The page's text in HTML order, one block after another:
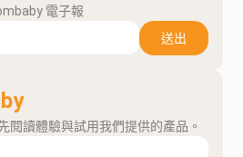
電子報
送出
閱讀體驗與試用我們提供的產品。